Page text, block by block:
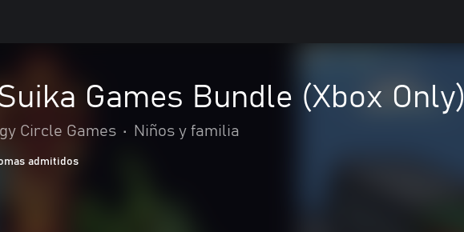
Games Bundle (Xbox Only)
Circle Games • Niños y familia
admitidos